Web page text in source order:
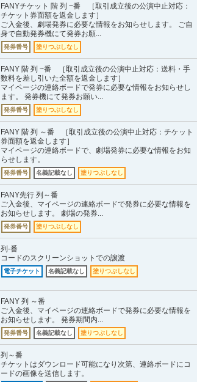
FANYチケット 階 列 ~番 ［取引成立後の公演中止対応：
チケット券面額を返金します］
ご入金後、劇場発券に必要な情報をお知らせします。 ご自
身で自動発券機にて発券お願...
発券番号 塗りつぶしなし
FANY 階 列 ~番 ［取引成立後の公演中止対応：送料・手
数料を差し引いた全額を返金します］
マイページの連絡ボードで発券に必要な情報をお知らせし
ます。 発券機にて発券お願い...
発券番号 塗りつぶしなし
FANY 階 列 ～番 ［取引成立後の公演中止対応：チケット
券面額を返金します］
マイページの連絡ボードで、劇場発券に必要な情報をお知
らせします。
発券番号 名義記載なし 塗りつぶしなし
FANY先行 列～番
ご入金後、マイページの連絡ボードで発券に必要な情報を
お知らせします。 劇場の発券...
発券番号 塗りつぶしなし
列-番
コードのスクリーンショットでの譲渡
電子チケット 名義記載なし 塗りつぶしなし
FANY 列 ～番
ご入金後、マイページの連絡ボードで発券に必要な情報を
お知らせします。 発券期間内...
発券番号 名義記載なし 塗りつぶしなし
列～番
チケットはダウンロード可能になり次第、連絡ボードにコ
ードの画像を送信します。